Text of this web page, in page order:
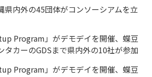
県内外の45団体がコンソーシアムを立
Program」がデモデイを開催、蝶豆
タカーのGDSまで県内外の10社が参加
Program」がデモデイを開催、蝶豆